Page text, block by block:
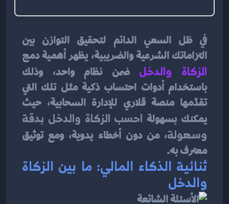
التزاماتك الشرعية والضريبية، يظهر أهمية دمج
الزكاة والدخل
يمكنك بسهولة
وسهولة
معترف به.
والدخل